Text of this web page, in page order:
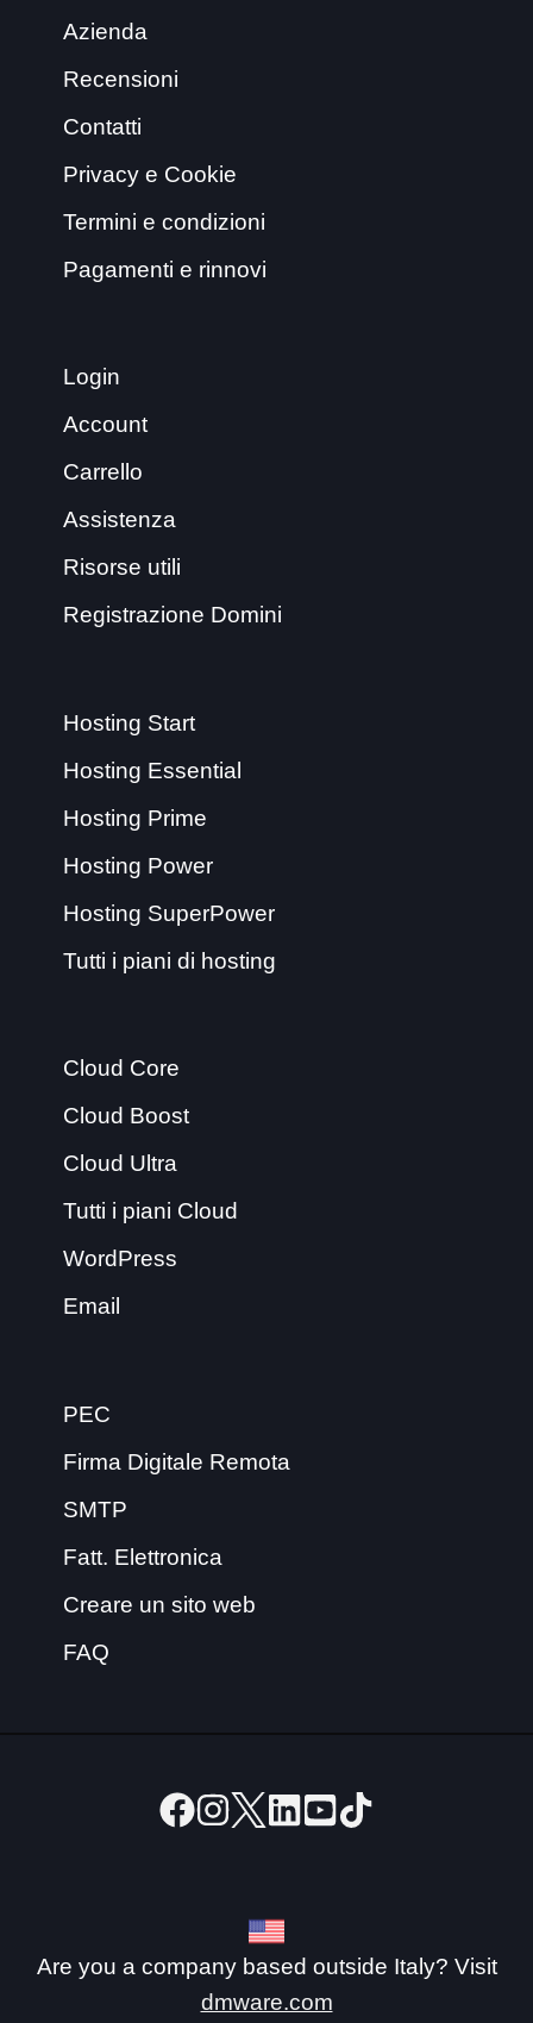
Azienda
Recensioni
Contatti
Privacy e Cookie
Termini e condizioni
Pagamenti e rinnovi
Login
Account
Carrello
Assistenza
Risorse utili
Registrazione Domini
Hosting Start
Hosting Essential
Hosting Prime
Hosting Power
Hosting SuperPower
Tutti i piani di hosting
Cloud Core
Cloud Boost
Cloud Ultra
Tutti i piani Cloud
WordPress
Email
PEC
Firma Digitale Remota
SMTP
Fatt. Elettronica
Creare un sito web
FAQ
Are you a company based outside Italy? Visit
dmware.com